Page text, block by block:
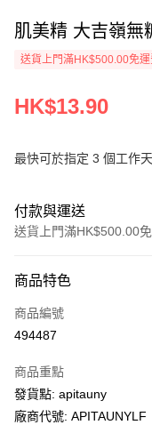
肌美精 大吉嶺無
送貨上門滿HK$500.00免運
HK$13.90
最快可於指定 3 個工作
付款與運送
送貨上門滿HK$500.00
信用卡
AlipayHK
WeChat Pay
商品特色
商品編號
494487
商品重點
發貨點: apitauny
廠商代號: APITAUNYLF